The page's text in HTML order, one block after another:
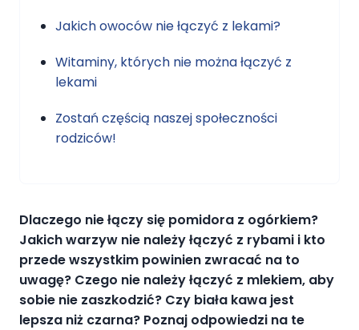
Jakich owoców nie łączyć z lekami?
Witaminy, których nie można łączyć z
lekami
Zostań częścią naszej społeczności
rodziców!
Dlaczego nie łączy się pomidora z ogórkiem?
Jakich warzyw nie należy łączyć z rybami i kto
przede wszystkim powinien zwracać na to
uwagę? Czego nie należy łączyć z mlekiem, aby
sobie nie zaszkodzić? Czy biała kawa jest
lepsza niż czarna? Poznaj odpowiedzi na te